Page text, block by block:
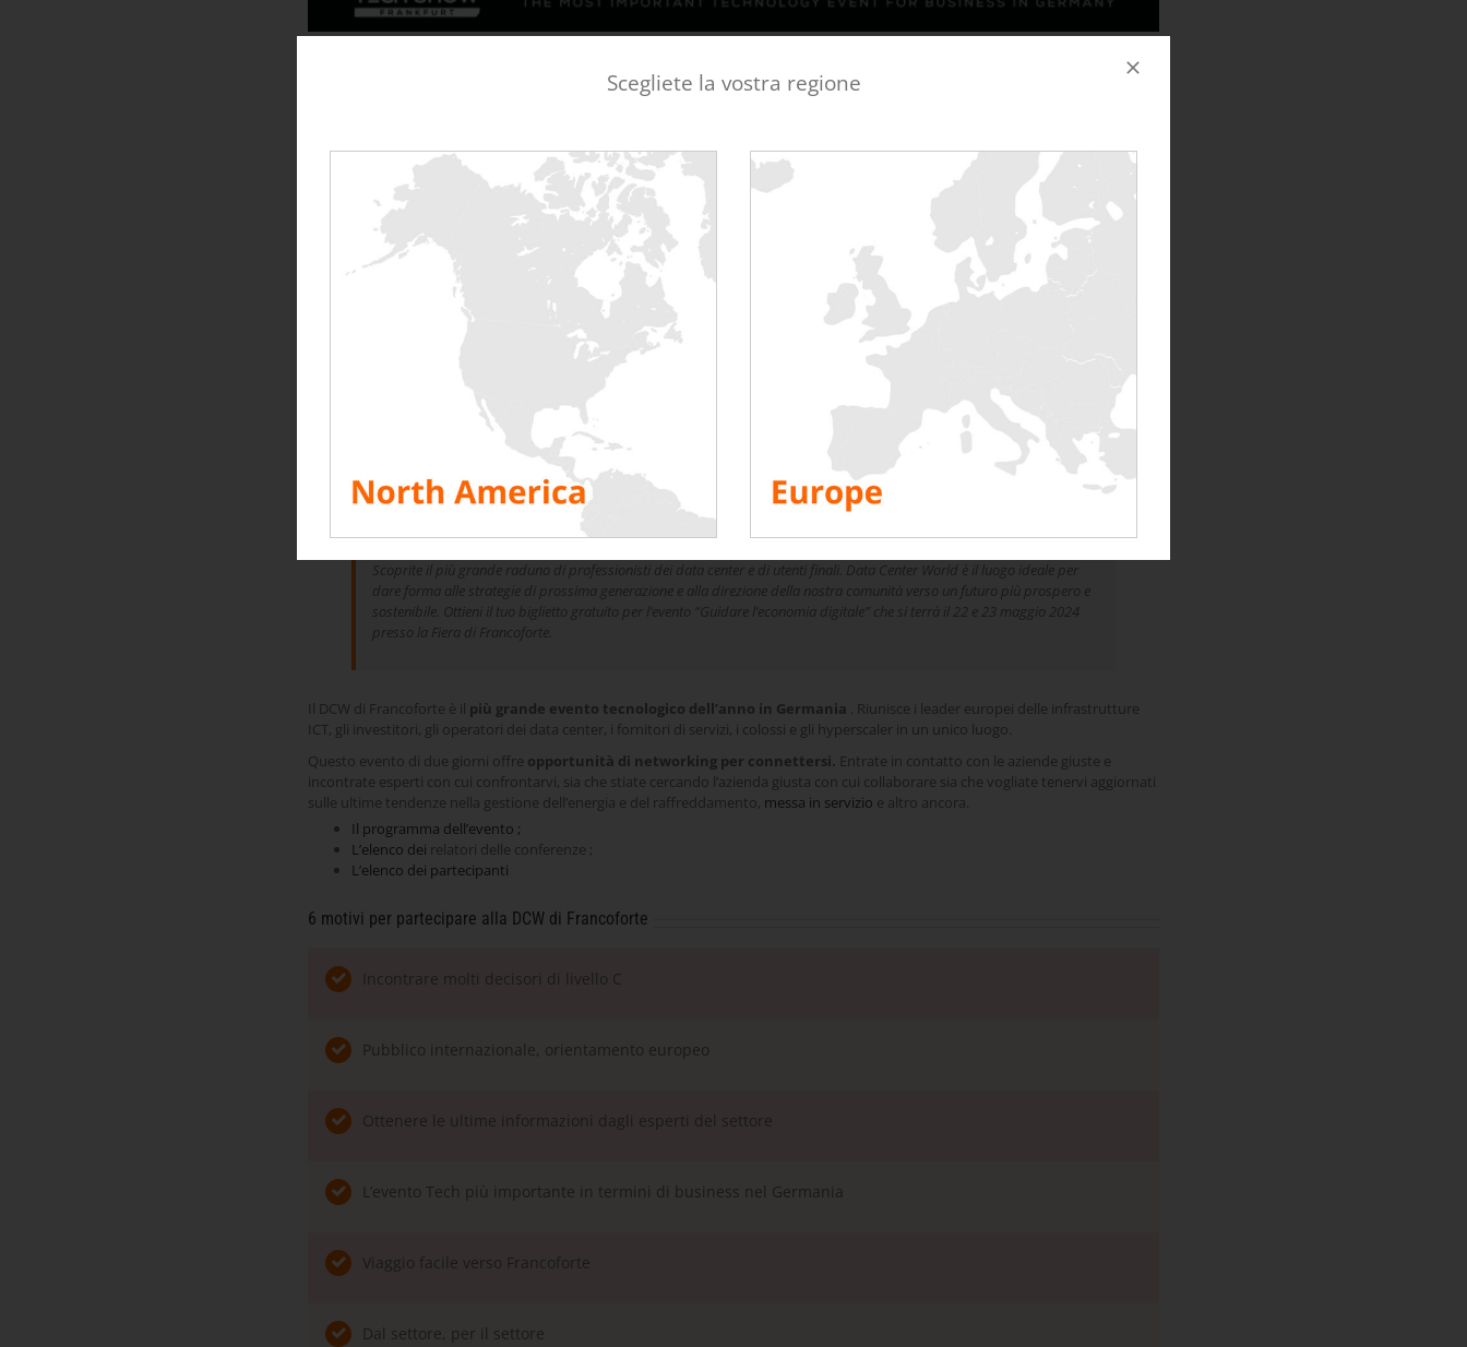
MI ISCRIVO ALL’EVENTO PRENOTO UN INCONTRO CON RENTALOAD ALL’EVENTO.
Quali sono le opportunità del Data Center World di Francoforte?
Il Data Center World è il più grande raduno di professionisti dei data center e di utenti finali. La direzione futura della comunità sarà
definita da conversazioni con oltre 100 relatori autorevoli che discuteranno di argomenti chiave come il raggiungimento dello zero
netto, la gestione economicamente efficiente, la garanzia di resilienza e la progettazione efficace.
Unisciti a migliaia di innovatori di livello C che lavorano verso un obiettivo comune per consentire un futuro dei data center più
sostenibile, sicuro e di successo. Sarete in ottima compagnia, dato che il 54% dei partecipanti sono C-Suite e decisori chiave.
Sviluppate strategie e scoprite le soluzioni sul palco della mostra animata da Bouygues energies et services, Rentaload, Schneider
Ulteriori informazioni su DCW Francoforte e Rentaload
Scoprite il più grande raduno di professionisti dei data center e di utenti finali. Data Center World è il luogo ideale per
dare forma alle strategie di prossima generazione e alla direzione della nostra comunità verso un futuro più prospero e
sostenibile. Ottieni il tuo biglietto gratuito per l’evento “Guidare l’economia digitale” che si terrà il 22 e 23 maggio 2024
presso la Fiera di Francoforte.
Il DCW di Francoforte è il più grande evento tecnologico dell’anno in Germania . Riunisce i leader europei delle infrastrutture
ICT, gli investitori, gli operatori dei data center, i fornitori di servizi, i colossi e gli hyperscaler in un unico luogo.
Questo evento di due giorni offre opportunità di networking per connettersi. Entrate in contatto con le aziende giuste e
incontrate esperti con cui confrontarvi, sia che stiate cercando l’azienda giusta con cui collaborare sia che vogliate tenervi aggiornati
sulle ultime tendenze nella gestione dell’energia e del raffreddamento, messa in servizio e altro ancora.
Il programma dell’evento ;
L’elenco dei relatori delle conferenze ;
L’elenco dei partecipanti
6 motivi per partecipare alla DCW di Francoforte
Incontrare molti decisori di livello C
Pubblico internazionale, orientamento europeo
Ottenere le ultime informazioni dagli esperti del settore
L’evento Tech più importante in termini di business nel Germania
Viaggio facile verso Francoforte
Dal settore, per il settore
Scegliete la vostra regione